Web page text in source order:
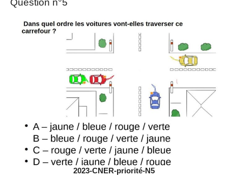
Question n°5
2023-CNER-priorité-N5